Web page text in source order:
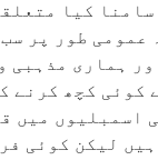
کیا
طور پر
ہماری مذہبی
کوئی کچھ کرنے
اسمبلیوں میں
لیکن کوئی